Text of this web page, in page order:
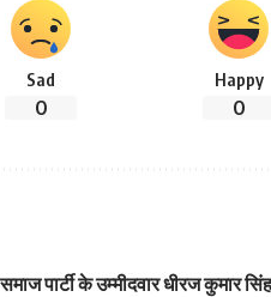
Sad
0
Happy
0
पार्टी के उम्मीदवार धीरज कुमार